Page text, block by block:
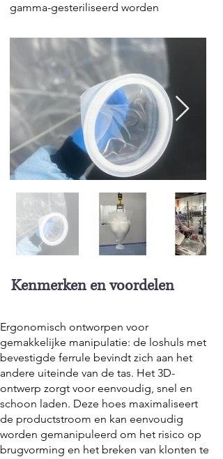
gamma-gesteriliseerd worden
Kenmerken en voordelen
Ergonomisch ontworpen voor
gemakkelijke manipulatie: de loshuls met
bevestigde ferrule bevindt zich aan het
andere uiteinde van de tas. Het 3D-
ontwerp zorgt voor eenvoudig, snel en
schoon laden. Deze hoes maximaliseert
de productstroom en kan eenvoudig
worden gemanipuleerd om het risico op
brugvorming en het breken van klonten te